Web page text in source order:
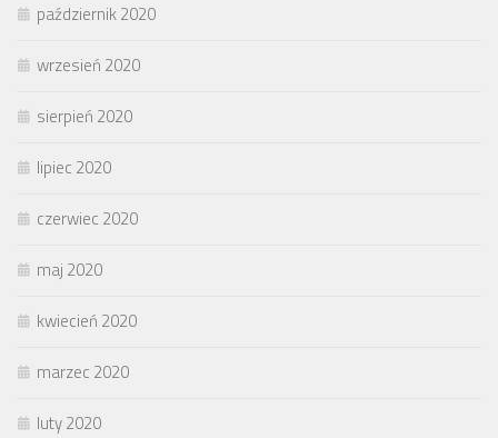
październik 2020
wrzesień 2020
sierpień 2020
lipiec 2020
czerwiec 2020
maj 2020
kwiecień 2020
marzec 2020
luty 2020